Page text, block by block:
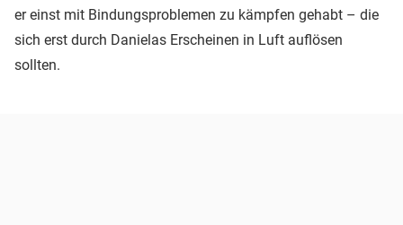
er einst mit Bindungsproblemen zu kämpfen gehabt – die
sich erst durch Danielas Erscheinen in Luft auflösen
sollten.